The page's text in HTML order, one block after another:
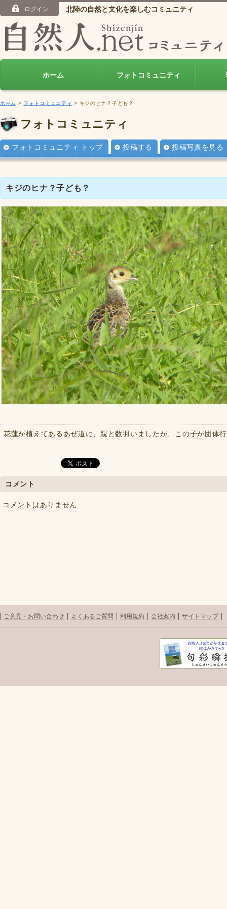
ログイン 北陸の自然と文化を楽しむコミュニティ
ホーム フォトコミュニティ
ホーム > フォトコミュニティ > キジのヒナ？子ども？
フォトコミュニティ
フォトコミュニティ トップ 投稿する 投稿写真を見る
キジのヒナ？子ども？
花蓮が植えてあるあぜ道に、親と数羽いましたが、この子が団体
コメント
コメントはありません
ご意見・お問い合わせ よくあるご質問 利用規約 会社案内 サイトマップ